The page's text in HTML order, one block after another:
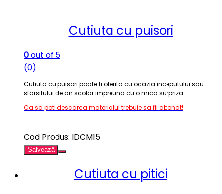
Cutiuta cu puisori
0out of 5
(0)
Cutiuta cu puisori poate fi oferita cu ocazia inceputului sau
sfarsitului de an scolar impreuna cu o mica surpriza.
Ca sa poti descarca materialul trebuie sa fii abonat!
Cod Produs: IDCM15
Salvează
Cutiuta cu pitici